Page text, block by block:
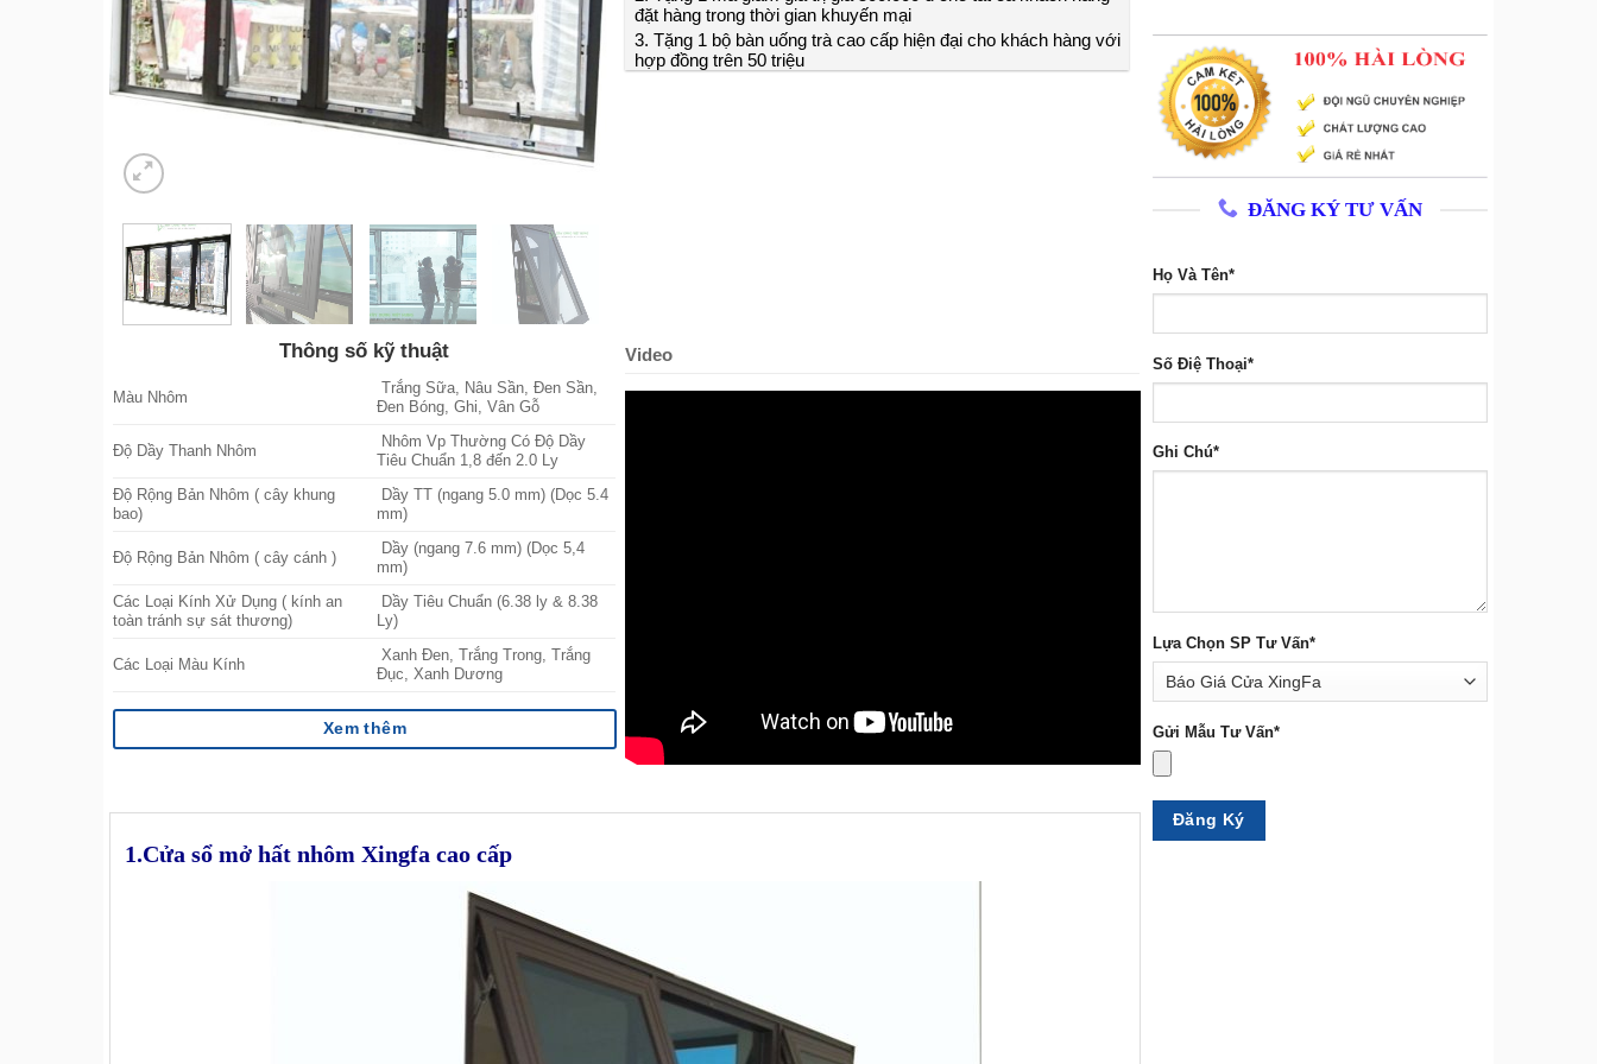
đặt hàng trong thời gian khuyến mại
3. Tặng 1 bộ bàn uống trà cao cấp hiện đại cho khách hàng với
hợp đồng trên 50 triệu
Thông số kỹ thuật
Màu Nhôm
Trắng Sữa, Nâu Sần, Đen Sần,
Đen Bóng, Ghi, Vân Gỗ
Độ Dầy Thanh Nhôm
Nhôm Vp Thường Có Độ Dầy
Tiêu Chuẩn 1,8 đến 2.0 Ly
Độ Rộng Bản Nhôm ( cây khung
bao)
Dầy TT (ngang 5.0 mm) (Dọc 5.4
mm)
Độ Rộng Bản Nhôm ( cây cánh )
Dầy (ngang 7.6 mm) (Dọc 5,4
mm)
Các Loại Kính Xử Dụng ( kính an
toàn tránh sự sát thương)
Dầy Tiêu Chuẩn (6.38 ly & 8.38
Ly)
Các Loại Màu Kính
Xanh Đen, Trắng Trong, Trắng
Đục, Xanh Dương
Xem thêm
Video
1.Cửa sổ mở hất nhôm Xingfa cao cấp
ĐĂNG KÝ TƯ VẤN
Họ Và Tên*
Số Điệ Thoại*
Ghi Chú*
Lựa Chọn SP Tư Vấn*
Gửi Mẫu Tư Vấn*